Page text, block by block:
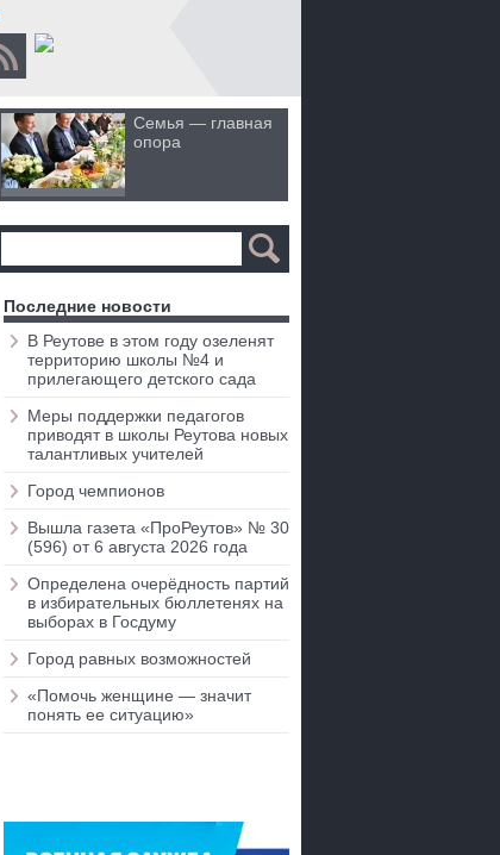
Семья — главная
опора
Последние новости
В Реутове в этом году озеленят
территорию школы №4 и
прилегающего детского сада
Меры поддержки педагогов
приводят в школы Реутова новых
талантливых учителей
Город чемпионов
Вышла газета «ПроРеутов» № 30
(596) от 6 августа 2026 года
Определена очерёдность партий
в избирательных бюллетенях на
выборах в Госдуму
Город равных возможностей
«Помочь женщине — значит
понять ее ситуацию»